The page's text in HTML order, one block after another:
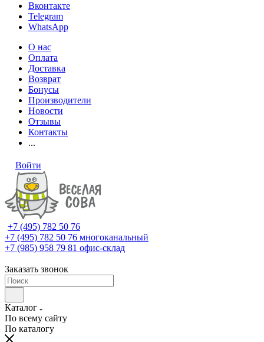
Вконтакте
Telegram
WhatsApp
О нас
Оплата
Доставка
Возврат
Бонусы
Производители
Новости
Отзывы
Контакты
...
Войти
+7 (495) 782 50 76
+7 (495) 782 50 76 многоканальный
+7 (985) 958 79 81 офис-склад
Заказать звонок
Каталог
По всему сайту
По каталогу